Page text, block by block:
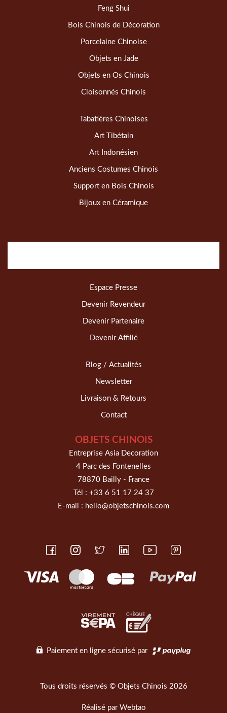
Feng Shui
Bois Chinois de Décoration
Porcelaine Chinoise
Objets en Jade
Objets en Os Chinois
Cloisonnés Chinois
Tabatières Chinoises
Art Tibétain
Art Indonésien
Anciens Costumes Chinois
Support en Bois Chinois
Bijoux en Céramique
Espace Presse
Devenir Revendeur
Devenir Partenaire
Devenir Affilié
Blog / Actualités
Newsletter
Livraison & Retours
Contact
OBJETS CHINOIS
Entreprise Asia Decoration
4 Parc des Fontenelles
78870 Bailly - France
Tél : +33 6 51 17 24 37
E-mail : hello@objetschinois.com
Paiement en ligne sécurisé par
Tous droits réservés © Objets Chinois 2026
Réalisé par Webtao